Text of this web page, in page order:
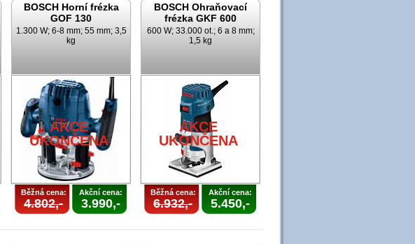
BOSCH Horní frézka
GOF 130
1.300 W; 6-8 mm; 55 mm; 3,5
kg
AKCE
UKONČENA
Běžná cena:
4.802,-
Akční cena:
3.990,-
BOSCH Ohraňovací
frézka GKF 600
600 W; 33.000 ot.; 6 a 8 mm;
1,5 kg
AKCE
UKONČENA
Běžná cena:
6.932,-
Akční cena:
5.450,-